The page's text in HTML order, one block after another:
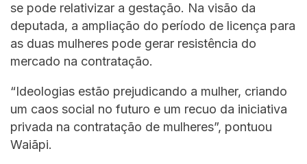
se pode relativizar a gestação. Na visão da
deputada, a ampliação do período de licença para
as duas mulheres pode gerar resistência do
mercado na contratação.
“Ideologias estão prejudicando a mulher, criando
um caos social no futuro e um recuo da iniciativa
privada na contratação de mulheres”, pontuou
Waiãpi.